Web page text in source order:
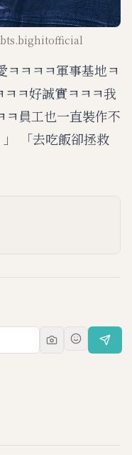
ㅋㅋㅋ軍事基地ㅋ
ㅋ好誠實ㅋㅋㅋ我
ㅋ員工也一直裝作不
「去吃飯卻拯救